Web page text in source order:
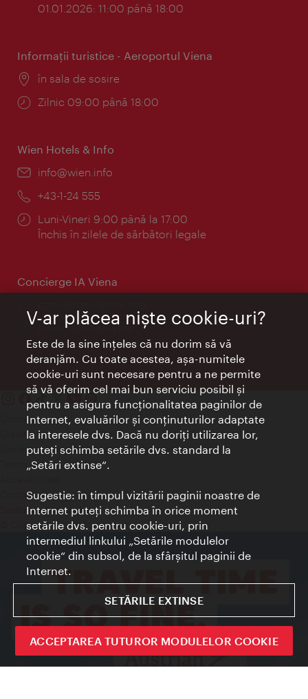
01.01.2026: 11:00 până 18:00
Informaţii turistice - Aeroportul Viena
Locul:
în sala de sosire
Program:
Zilnic 09:00 până 18:00
Wien Hotels & Info
E-
info@wien.info
Telefon:
+43-1-24 555
Program:
Luni-Vineri 9:00 până la 17:00
Închis în zilele de sărbători legale
Concierge IA Viena
Informații non-stop
Contact
Credits
Declaraţie privind protecţia datelor
Terms of Use
Contact presa
Setări module cookie
© Copyright Wien Tourismus
V-ar plăcea nişte cookie-uri?
Este de la sine înţeles că nu dorim să vă
deranjăm. Cu toate acestea, aşa-numitele
cookie-uri sunt necesare pentru a ne permite
să vă oferim cel mai bun serviciu posibil şi
pentru a asigura funcţionalitatea paginilor de
Internet, evaluărilor şi conţinuturilor adaptate
la interesele dvs. Dacă nu doriţi utilizarea lor,
puteţi schimba setările dvs. standard la
„Setări extinse“.
Sugestie: în timpul vizitării paginii noastre de
Internet puteţi schimba în orice moment
setările dvs. pentru cookie-uri, prin
intermediul linkului „Setările modulelor
cookie“ din subsol, de la sfârşitul paginii de
Internet.
SETĂRILE EXTINSE
ACCEPTAREA TUTUROR MODULELOR COOKIE